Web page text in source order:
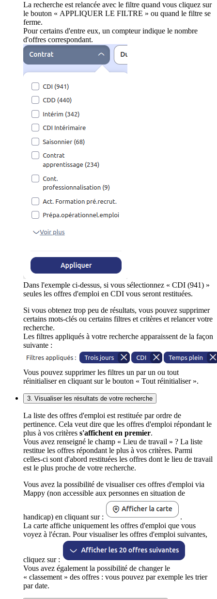
La recherche est relancée avec le filtre quand vous cliquez sur
le bouton « APPLIQUER LE FILTRE » ou quand le filtre se
ferme.
Pour certains d'entre eux, un compteur indique le nombre
d'offres correspondant.
Dans l'exemple ci-dessus, si vous sélectionnez « CDI (941) »
seules les offres d'emploi en CDI vous seront restituées.
Si vous obtenez trop peu de résultats, vous pouvez supprimer
certains mots-clés ou certains filtres et critères et relancer votre
recherche.
Les filtres appliqués à votre recherche apparaissent de la façon
suivante :
Vous pouvez supprimer les filtres un par un ou tout
réinitialiser en cliquant sur le bouton « Tout réinitialiser ».
3. Visualiser les résultats de votre recherche
La liste des offres d'emploi est restituée par ordre de
pertinence. Cela veut dire que les offres d'emploi répondant le
plus à vos critères s'affichent en premier.
Vous avez renseigné le champ « Lieu de travail » ? La liste
restitue les offres répondant le plus à vos critères. Parmi
celles-ci sont d'abord restituées les offres dont le lieu de travail
est le plus proche de votre recherche.
Vous avez la possibilité de visualiser ces offres d'emploi via
Mappy (non accessible aux personnes en situation de
handicap) en cliquant sur :
.
La carte affiche uniquement les offres d'emploi que vous
voyez à l'écran. Pour visualiser les offres d'emploi suivantes,
cliquez sur :
Vous avez également la possibilité de changer le
« classement » des offres : vous pouvez par exemple les trier
par date.